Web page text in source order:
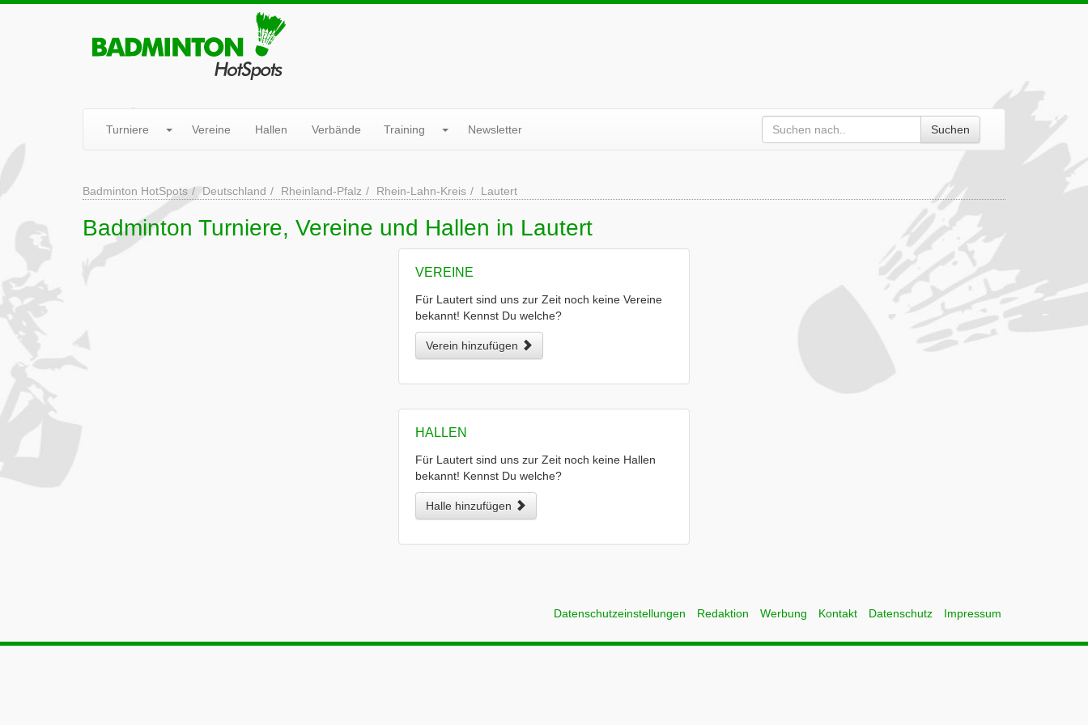
Turniere Vereine Hallen Verbände Training Newsletter Suchen
Badminton HotSpots Deutschland Rheinland-Pfalz Rhein-Lahn-Kreis Lautert
Badminton Turniere, Vereine und Hallen in Lautert
VEREINE
Für Lautert sind uns zur Zeit noch keine Vereine
bekannt! Kennst Du welche?
Verein hinzufügen
HALLEN
Für Lautert sind uns zur Zeit noch keine Hallen
bekannt! Kennst Du welche?
Halle hinzufügen
Datenschutzeinstellungen Redaktion Werbung Kontakt Datenschutz Impressum